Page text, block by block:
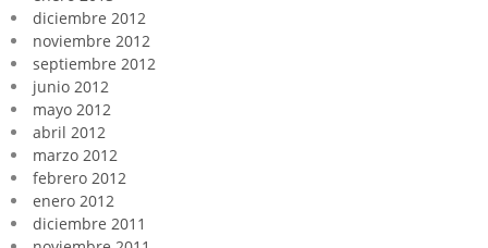
diciembre 2012
noviembre 2012
septiembre 2012
junio 2012
mayo 2012
abril 2012
marzo 2012
febrero 2012
enero 2012
diciembre 2011